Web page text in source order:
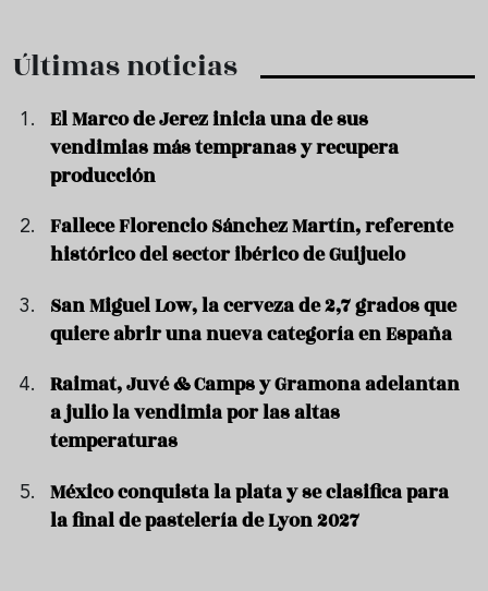
Últimas noticias
El Marco de Jerez inicia una de sus
vendimias más tempranas y recupera
producción
Fallece Florencio Sánchez Martín, referente
histórico del sector ibérico de Guijuelo
San Miguel Low, la cerveza de 2,7 grados que
quiere abrir una nueva categoría en España
Raimat, Juvé & Camps y Gramona adelantan
a julio la vendimia por las altas
temperaturas
México conquista la plata y se clasifica para
la final de pastelería de Lyon 2027